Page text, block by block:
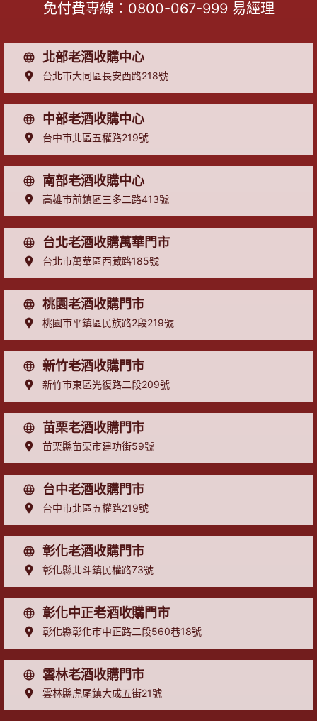
免付費專線： 0800-067-999易經理
北部老酒收購中心
台北市大同區長安西路218號
中部老酒收購中心
台中市北區五權路219號
南部老酒收購中心
高雄市前鎮區三多二路413號
台北老酒收購萬華門市
台北市萬華區西藏路185號
桃園老酒收購門市
桃園市平鎮區民族路2段219號
新竹老酒收購門市
新竹市東區光復路二段209號
苗栗老酒收購門市
苗栗縣苗栗市建功街59號
台中老酒收購門市
台中市北區五權路219號
彰化老酒收購門市
彰化縣北斗鎮民權路73號
彰化中正老酒收購門市
彰化縣彰化市中正路二段560巷18號
雲林老酒收購門市
雲林縣虎尾鎮大成五街21號